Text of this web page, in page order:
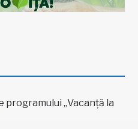
programului „Vacanță la